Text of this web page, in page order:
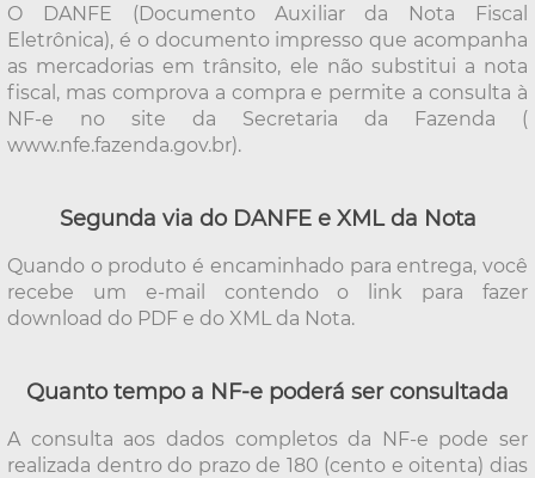
O DANFE (Documento Auxiliar da Nota Fiscal
Eletrônica), é o documento impresso que acompanha
as mercadorias em trânsito, ele não substitui a nota
fiscal, mas comprova a compra e permite a consulta à
NF-e no site da Secretaria da Fazenda (
www.nfe.fazenda.gov.br).
Segunda via do DANFE e XML da Nota
Quando o produto é encaminhado para entrega, você
recebe um e-mail contendo o link para fazer
download do PDF e do XML da Nota.
Quanto tempo a NF-e poderá ser consultada
A consulta aos dados completos da NF-e pode ser
realizada dentro do prazo de 180 (cento e oitenta) dias